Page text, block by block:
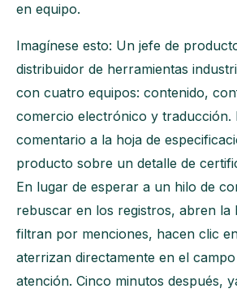
en equipo.
Imagínese esto: Un jefe de
distribuidor de herramientas
con cuatro equipos: contenido,
comercio electrónico y traducción.
comentario a la hoja de
producto sobre un detalle de
En lugar de esperar a un hilo de
rebuscar en los registros, abren la
filtran por menciones, hacen clic
aterrizan directamente en el
atención. Cinco minutos después,